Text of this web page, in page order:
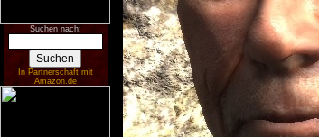
Suchen nach:
In Partnerschaft mit
Amazon.de